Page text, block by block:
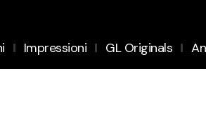
Impressioni GL Originals